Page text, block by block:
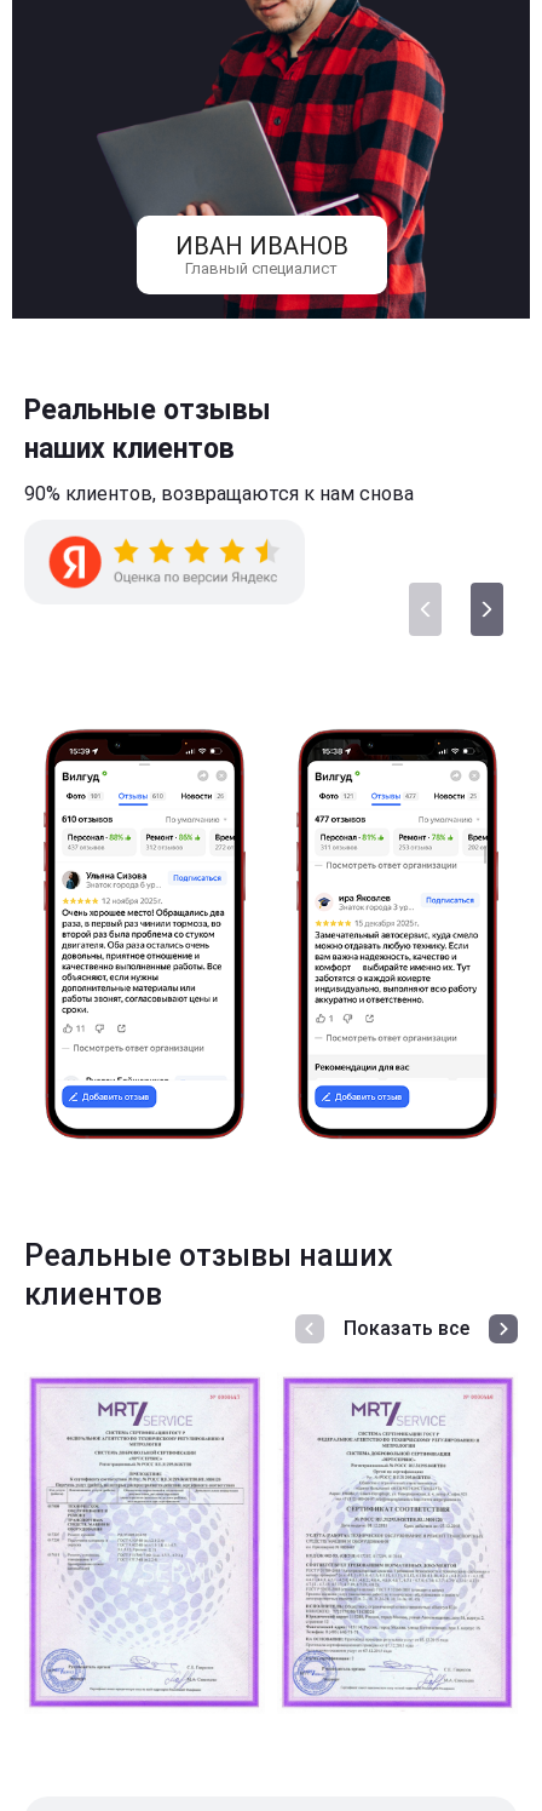
ИВАН ИВАНОВ
Главный специалист
Реальные отзывы
наших клиентов
90% клиентов, возвращаются к нам снова
Реальные отзывы наших
клиентов
Показать все